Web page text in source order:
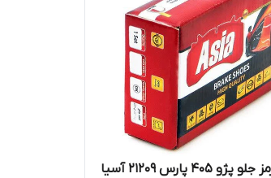
لنت ترمز جلو پژو 405 پارس 21209 آسیا